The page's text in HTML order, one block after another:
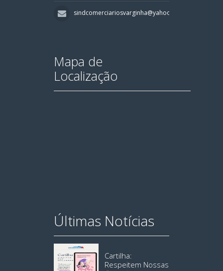
sindcomerciariosvarginha@yahoo.com.br
Mapa de
Localização
Últimas Notícias
Cartilha:
Respeitem Nossas